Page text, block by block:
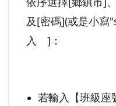
及[密碼](或是小
入 ]：
若輸入【班級座